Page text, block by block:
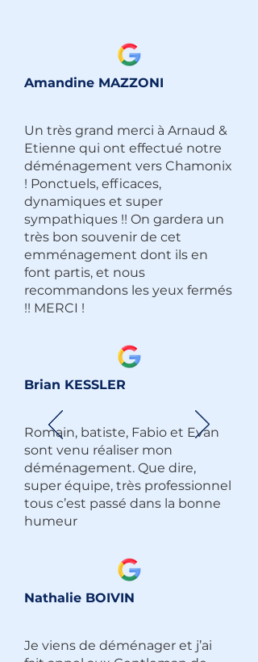
Amandine MAZZONI
Un très grand merci à Arnaud &
Etienne qui ont effectué notre
déménagement vers Chamonix
! Ponctuels, efficaces,
dynamiques et super
sympathiques !! On gardera un
très bon souvenir de cet
emménagement dont ils en
font partis, et nous
recommandons les yeux fermés
!! MERCI !
Brian KESSLER
Romain, batiste, Fabio et Evan
sont venu réaliser mon
déménagement. Que dire,
super équipe, très professionnel
tous c’est passé dans la bonne
humeur
Nathalie BOIVIN
Je viens de déménager et j’ai